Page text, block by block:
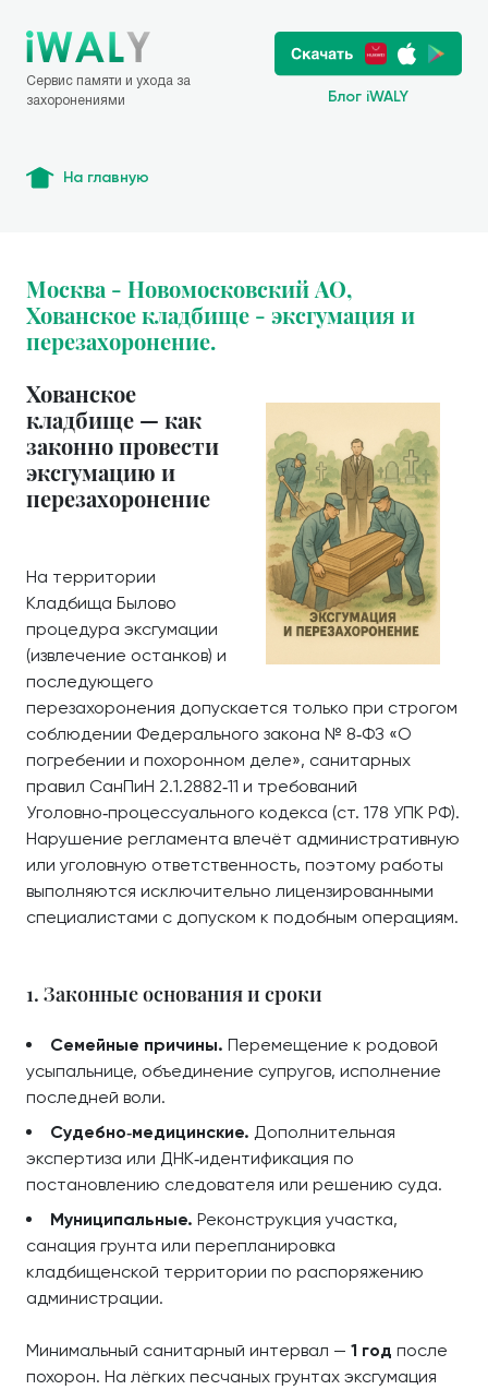
Сервис памяти и ухода за
захоронениями
Блог iWALY
На главную
Москва - Новомосковский АО,
Хованское кладбище - эксгумация и
перезахоронение.
Хованское
кладбище — как
законно провести
эксгумацию и
перезахоронение
На территории
Кладбища Былово
процедура эксгумации
(извлечение останков) и
последующего
перезахоронения допускается только при строгом
соблюдении Федерального закона № 8‑ФЗ «О
погребении и похоронном деле», санитарных
правил СанПиН 2.1.2882‑11 и требований
Уголовно‑процессуального кодекса (ст. 178 УПК РФ).
Нарушение регламента влечёт административную
или уголовную ответственность, поэтому работы
выполняются исключительно лицензированными
специалистами с допуском к подобным операциям.
1. Законные основания и сроки
Семейные причины. Перемещение к родовой
усыпальнице, объединение супругов, исполнение
последней воли.
Судебно‑медицинские. Дополнительная
экспертиза или ДНК‑идентификация по
постановлению следователя или решению суда.
Муниципальные. Реконструкция участка,
санация грунта или перепланировка
кладбищенской территории по распоряжению
администрации.
Минимальный санитарный интервал — 1 год после
похорон. На лёгких песчаных грунтах эксгумация